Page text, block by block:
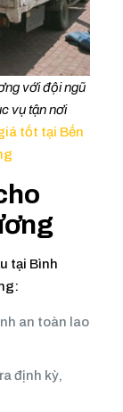
với đội ngũ
vụ tận nơi
tốt tại Bến
tại Bình
an toàn lao
định kỳ,